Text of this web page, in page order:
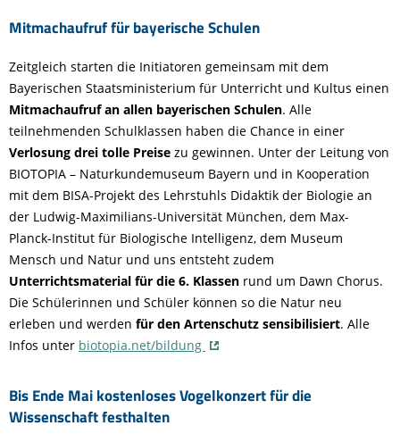
Mitmachaufruf für bayerische Schulen
Zeitgleich starten die Initiatoren gemeinsam mit dem
Bayerischen Staatsministerium für Unterricht und Kultus einen
Mitmachaufruf an allen bayerischen Schulen. Alle
teilnehmenden Schulklassen haben die Chance in einer
Verlosung drei tolle Preise zu gewinnen. Unter der Leitung von
BIOTOPIA – Naturkundemuseum Bayern und in Kooperation
mit dem BISA-Projekt des Lehrstuhls Didaktik der Biologie an
der Ludwig-Maximilians-Universität München, dem Max-
Planck-Institut für Biologische Intelligenz, dem Museum
Mensch und Natur und uns entsteht zudem
Unterrichtsmaterial für die 6. Klassen rund um Dawn Chorus.
Die Schülerinnen und Schüler können so die Natur neu
erleben und werden für den Artenschutz sensibilisiert. Alle
Infos unter biotopia.net/bildung
Bis Ende Mai kostenloses Vogelkonzert für die
Wissenschaft festhalten